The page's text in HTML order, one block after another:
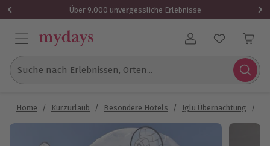
Über 9.000 unvergessliche Erlebnisse
Benutzerkonto
Suche nach Erlebnissen, Orten...
Home / Kurzurlaub / Besondere Hotels / Iglu Übernachtung /